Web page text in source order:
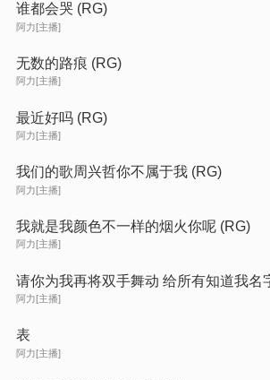
谁都会哭 (RG)
阿力[主播]
无数的路痕 (RG)
阿力[主播]
最近好吗 (RG)
阿力[主播]
我们的歌周兴哲你不属于我 (RG)
阿力[主播]
我就是我颜色不一样的烟火你呢 (RG)
阿力[主播]
请你为我再将双手舞动 给所有知道我名
阿力[主播]
表
阿力[主播]